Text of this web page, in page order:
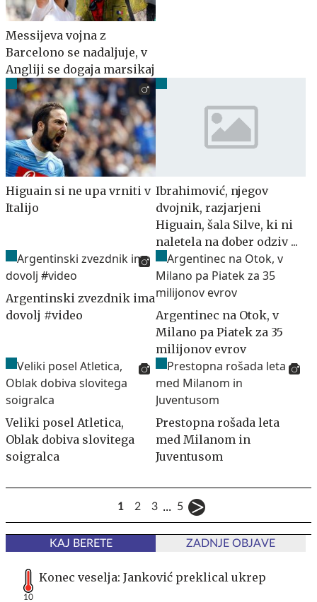
Messijeva vojna z
Barcelono se nadaljuje, v
Angliji se dogaja marsikaj
Higuain si ne upa vrniti v
Italijo
Ibrahimović, njegov
dvojnik, razjarjeni
Higuain, šala Silve, ki ni
naletela na dober odziv ...
Argentinski zvezdnik ima
dovolj #video
Argentinec na Otok, v
Milano pa Piatek za 35
milijonov evrov
Veliki posel Atletica,
Oblak dobiva slovitega
soigralca
Prestopna rošada leta
med Milanom in
Juventusom
1 2 3 ... 5
KAJ BERETE ZADNJE OBJAVE
10
Konec veselja: Janković preklical ukrep